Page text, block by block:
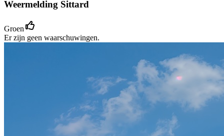
Weermelding Sittard
Groen
Er zijn geen waarschuwingen.